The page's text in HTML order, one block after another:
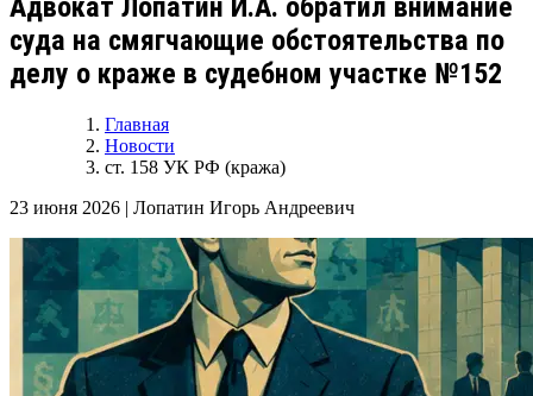
Адвокат Лопатин И.А. обратил внимание
суда на смягчающие обстоятельства по
делу о краже в судебном участке №152
Главная
Новости
ст. 158 УК РФ (кража)
23 июня 2026 | Лопатин Игорь Андреевич